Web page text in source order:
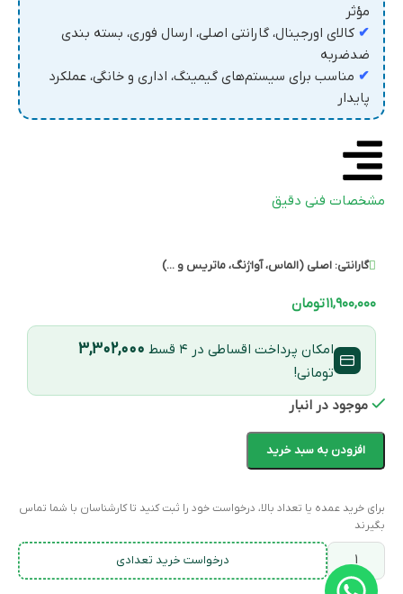
مؤثر
✔ کالای اورجینال، گارانتی اصلی، ارسال فوری، بسته بندی
ضدضربه
✔ مناسب برای سیستم‌های گیمینگ، اداری و خانگی، عملکرد
پایدار
مشخصات فنی دقیق
گارانتی: اصلی (الماس، آواژنگ، ماتریس و ...)
۱۱,۹۰۰,۰۰۰تومان
امکان پرداخت اقساطی در ۴ قسط ۳,۳۰۲,۰۰۰
تومانی!
موجود در انبار
افزودن به سبد خرید
برای خرید عمده یا تعداد بالا، درخواست خود را ثبت کنید تا کارشناسان با شما تماس
بگیرند
درخواست خرید تعدادی